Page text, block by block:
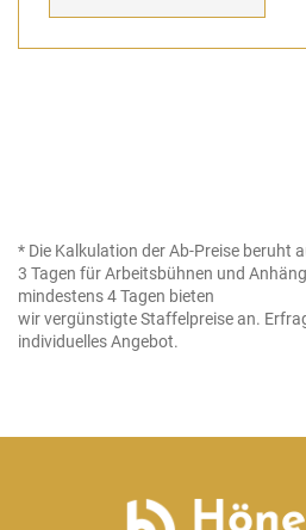
* Die Kalkulation der Ab-Preise beruht
3 Tagen für Arbeits­bühnen und
mindestens 4 Tagen bieten
wir vergünstigte Staffelpreise an.
individuelles Angebot.